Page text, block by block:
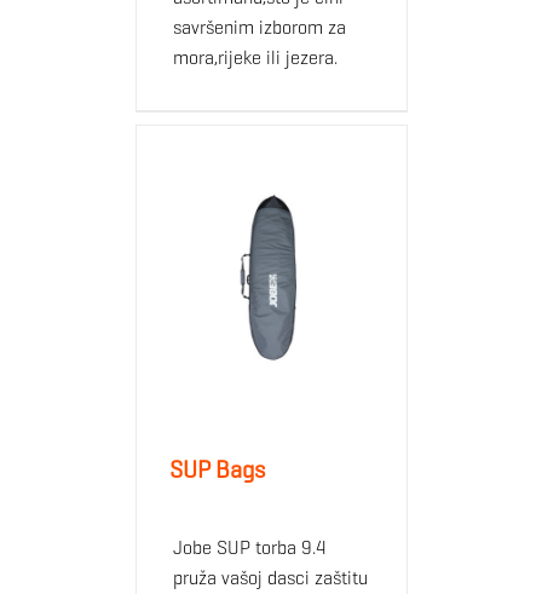
savršenim izborom za
mora,rijeke ili jezera.
SUP Bags
Jobe SUP torba 9.4
pruža vašoj dasci zaštitu